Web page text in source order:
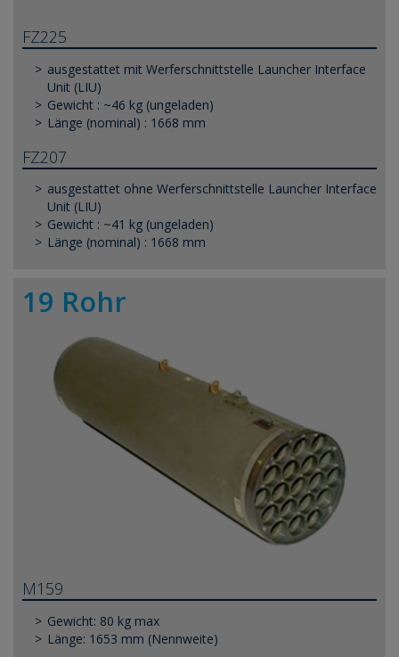
FZ225
ausgestattet mit Werferschnittstelle Launcher Interface
Unit (LIU)
Gewicht : ~46 kg (ungeladen)
Länge (nominal) : 1668 mm
FZ207
ausgestattet ohne Werferschnittstelle Launcher Interface
Unit (LIU)
Gewicht : ~41 kg (ungeladen)
Länge (nominal) : 1668 mm
19 Rohr
M159
Gewicht: 80 kg max
Länge: 1653 mm (Nennweite)